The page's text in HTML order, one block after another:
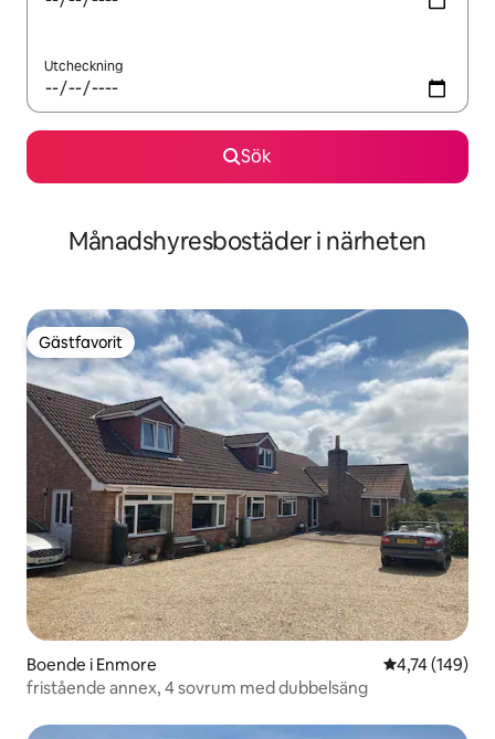
Utcheckning
Sök
Månadshyresbostäder i närheten
Gästfavorit
Gästfavorit
Boende i Enmore 4,74 av 5 i
4,74 (149)
fristående annex, 4 sovrum med dubbelsäng